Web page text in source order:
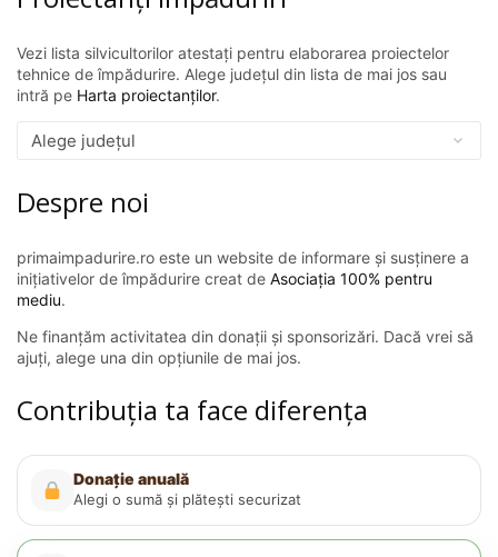
Vezi lista silvicultorilor atestați pentru elaborarea proiectelor
tehnice de împădurire. Alege județul din lista de mai jos sau
intră pe Harta proiectanților.
Despre noi
primaimpadurire.ro este un website de informare și susținere a
inițiativelor de împădurire creat de Asociația 100% pentru
mediu.
Ne finanțăm activitatea din donații și sponsorizări. Dacă vrei să
ajuți, alege una din opțiunile de mai jos.
Contribuția ta face diferența
Donație anuală
Alegi o sumă și plătești securizat